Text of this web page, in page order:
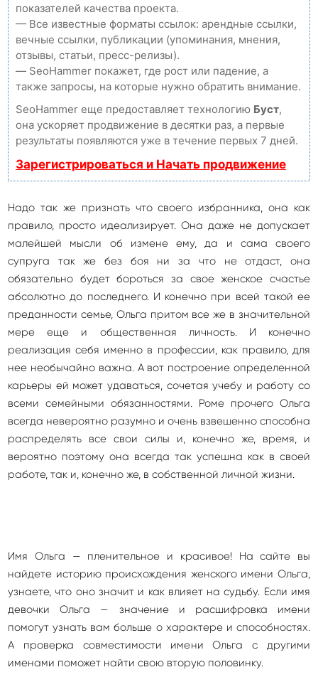
показателей качества проекта.
— Все известные форматы ссылок: арендные ссылки,
вечные ссылки, публикации (упоминания, мнения,
отзывы, статьи, пресс-релизы).
— SeoHammer покажет, где рост или падение, а
также запросы, на которые нужно обратить внимание.
SeoHammer еще предоставляет технологию Буст,
она ускоряет продвижение в десятки раз, а первые
результаты появляются уже в течение первых 7 дней.
Зарегистрироваться и Начать продвижение
Надо так же признать что своего избранника, она как
правило, просто идеализирует. Она даже не допускает
малейшей мысли об измене ему, да и сама своего
супруга так же без боя ни за что не отдаст, она
обязательно будет бороться за свое женское счастье
абсолютно до последнего. И конечно при всей такой ее
преданности семье, Ольга притом все же в значительной
мере еще и общественная личность. И конечно
реализация себя именно в профессии, как правило, для
нее необычайно важна. А вот построение определенной
карьеры ей может удаваться, сочетая учебу и работу со
всеми семейными обязанностями. Роме прочего Ольга
всегда невероятно разумно и очень взвешенно способна
распределять все свои силы и, конечно же, время, и
вероятно поэтому она всегда так успешна как в своей
работе, так и, конечно же, в собственной личной жизни.
Имя Ольга — пленительное и красивое! На сайте вы
найдете историю происхождения женского имени Ольга,
узнаете, что оно значит и как влияет на судьбу. Если имя
девочки Ольга — значение и расшифровка имени
помогут узнать вам больше о характере и способностях.
А проверка совместимости имени Ольга с другими
именами поможет найти свою вторую половинку.